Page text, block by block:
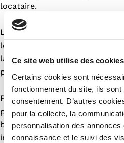
Ce site web utilise des
Certains cookies sont
fonctionnement du site, ils
consentement. D’autres
pour la collecte, la
personnalisation des annonces
connaissance et le suivi des
locataire.
Le dispositif doit permettre de
loyers dans les communes
la demande locative est bien
proposée.
Pas de panique toutefois : les
pour un investissement
bien réelles et seuls les cas les
impactés par la mesure.